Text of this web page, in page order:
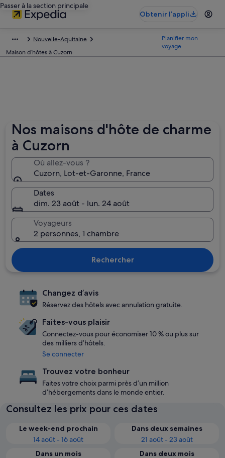
Passer à la section principale
Obtenir l’appli
Nouvelle-Aquitaine
Maison d’hôtes à Cuzorn
Planifier mon
voyage
Nos maisons d'hôte de charme
à Cuzorn
Où allez-vous ?
Cuzorn, Lot-et-Garonne, France
Dates
dim. 23 août - lun. 24 août
Voyageurs
2 personnes, 1 chambre
Rechercher
Changez d’avis
Réservez des hôtels avec annulation gratuite.
Faites-vous plaisir
Connectez-vous pour économiser 10 % ou plus sur
des milliers d’hôtels.
Se connecter
Trouvez votre bonheur
Faites votre choix parmi près d’un million
d’hébergements dans le monde entier.
Consultez les prix pour ces dates
Le week-end prochain
14 août - 16 août
Dans deux semaines
21 août - 23 août
Dans un mois
Dans deux mois